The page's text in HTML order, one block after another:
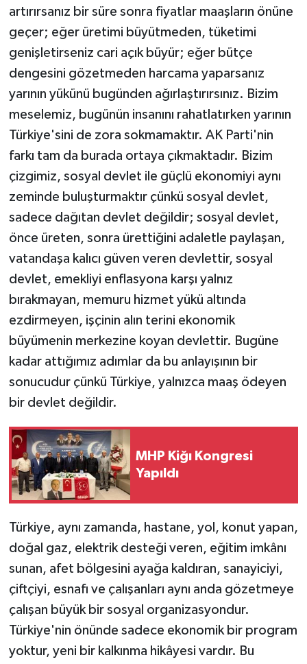
artırırsanız bir süre sonra fiyatlar maaşların önüne
geçer; eğer üretimi büyütmeden, tüketimi
genişletirseniz cari açık büyür; eğer bütçe
dengesini gözetmeden harcama yaparsanız
yarının yükünü bugünden ağırlaştırırsınız. Bizim
meselemiz, bugünün insanını rahatlatırken yarının
Türkiye'sini de zora sokmamaktır. AK Parti'nin
farkı tam da burada ortaya çıkmaktadır. Bizim
çizgimiz, sosyal devlet ile güçlü ekonomiyi aynı
zeminde buluşturmaktır çünkü sosyal devlet,
sadece dağıtan devlet değildir; sosyal devlet,
önce üreten, sonra ürettiğini adaletle paylaşan,
vatandaşa kalıcı güven veren devlettir, sosyal
devlet, emekliyi enflasyona karşı yalnız
bırakmayan, memuru hizmet yükü altında
ezdirmeyen, işçinin alın terini ekonomik
büyümenin merkezine koyan devlettir. Bugüne
kadar attığımız adımlar da bu anlayışının bir
sonucudur çünkü Türkiye, yalnızca maaş ödeyen
bir devlet değildir.
MHP Kiğı Kongresi
Yapıldı
Türkiye, aynı zamanda, hastane, yol, konut yapan,
doğal gaz, elektrik desteği veren, eğitim imkânı
sunan, afet bölgesini ayağa kaldıran, sanayiciyi,
çiftçiyi, esnafı ve çalışanları aynı anda gözetmeye
çalışan büyük bir sosyal organizasyondur.
Türkiye'nin önünde sadece ekonomik bir program
yoktur, yeni bir kalkınma hikâyesi vardır. Bu